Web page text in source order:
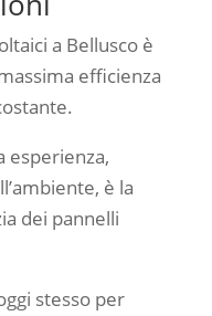
a Bellusco è
efficienza
esperienza,
è la
dei pannelli
stesso per